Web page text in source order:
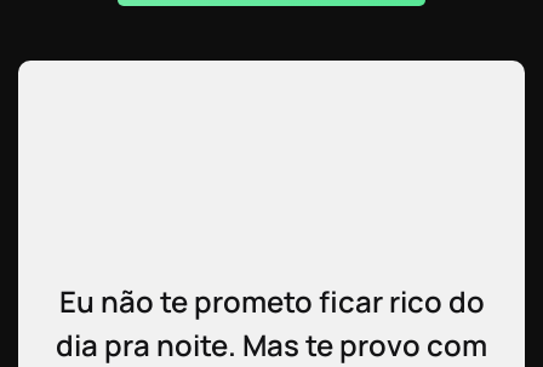
Eu não te prometo ficar rico do
dia pra noite. Mas te provo com